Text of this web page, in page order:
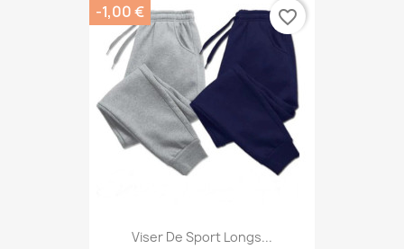
Viser De Sport Longs...
-1,00 € favorite_border